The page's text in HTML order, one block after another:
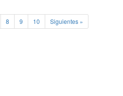
8 9 10 Siguientes »